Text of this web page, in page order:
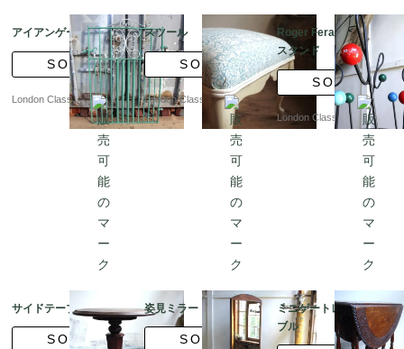
アイアンゲート?ｂR
SOLD
London Classics
スツール
SOLD
London Classics
Roger Feraud コート
スタンド
SOLD
London Classics
サイドテーブル
SOLD
姿見ミラー
SOLD
ミニゲートレッグテー
ブル